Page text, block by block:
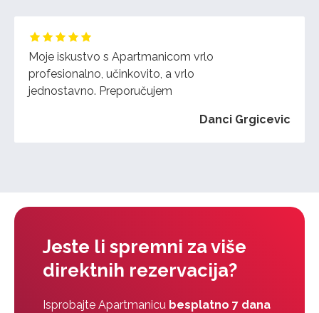
Moje iskustvo s Apartmanicom vrlo
profesionalno, učinkovito, a vrlo
jednostavno. Preporučujem
Danci Grgicevic
Jeste li spremni za više
direktnih rezervacija?
Isprobajte Apartmanicu besplatno 7 dana